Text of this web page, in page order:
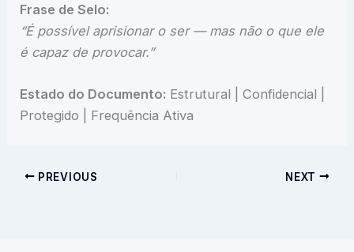
Frase de Selo:
“É possível aprisionar o ser — mas não o que ele
é capaz de provocar.”
Estado do Documento: Estrutural | Confidencial |
Protegido | Frequência Ativa
PREVIOUS NEXT